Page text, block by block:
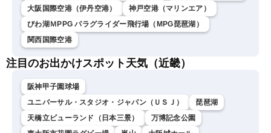
大阪国際空港（伊丹空港）
神戸空港（マリンエア）
びわ湖ＭPPG パラグライダー飛行場（MPG琵琶湖）
関西国際空港
注目のお出かけスポット天気（近畿）
阪神甲子園球場
ユニバーサル・スタジオ・ジャパン（ＵＳＪ）
琵琶湖
天橋立ビューランド（日本三景）
万博記念公園